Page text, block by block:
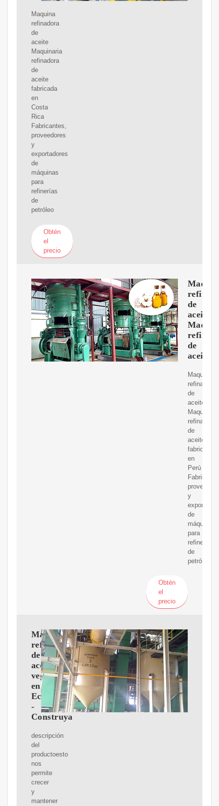
Maquina
refinadora
de
aceite
Maquinaria
refinadora
de
aceite
fabricada
en
Costa
Rica
Fabricantes,
proveedores
y
exportadores
de
máquinas
para
refinerías
de
petróleo
Obtén
el
precio
de
aceite
de
aceite
Maquina
refinadora
de
aceite
Maquinaria
refinadora
de
aceite
fabricada
en
Perú
y
de
máquinas
para
refinerías
de
petróleo
Obtén
el
precio
Maquina
refinadora
de
aceite
vegetal
en
Ecuador
-
Construya
descripción
del
productoesto
nos
permite
crecer
y
mantener